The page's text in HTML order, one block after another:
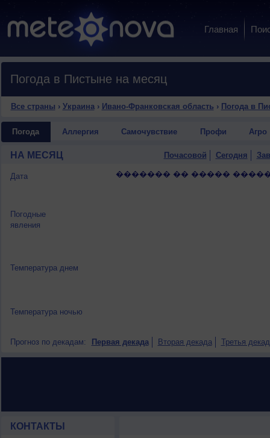
Главная
Погода в Пистыне на месяц
Все страны › Украина› Ивано-Франковская область › Погода в
Погода Аллергия Самочувствие Профи Агро
НА МЕСЯЦ Почасовой Сегодня
Дата
Погодные
явления
Температура днем
Температура ночью
������� �� �����
Прогноз по декадам: Первая декада Вторая декада Третья
КОНТАКТЫ